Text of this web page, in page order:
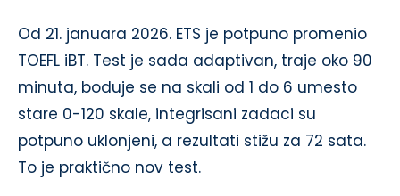
Od 21. januara 2026. ETS je potpuno promenio
TOEFL iBT. Test je sada adaptivan, traje oko 90
minuta, boduje se na skali od 1 do 6 umesto
stare 0-120 skale, integrisani zadaci su
potpuno uklonjeni, a rezultati stižu za 72 sata.
To je praktično nov test.